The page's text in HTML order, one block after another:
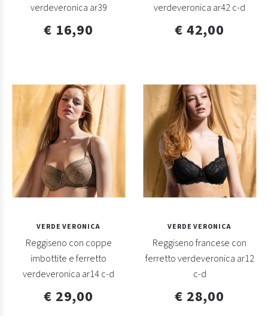
verdeveronica ar39
€ 16,90
verdeveronica ar42 c-d
€ 42,00
VERDE VERONICA
Reggiseno con coppe
imbottite e ferretto
verdeveronica ar14 c-d
€ 29,00
VERDE VERONICA
Reggiseno francese con
ferretto verdeveronica ar12
c-d
€ 28,00